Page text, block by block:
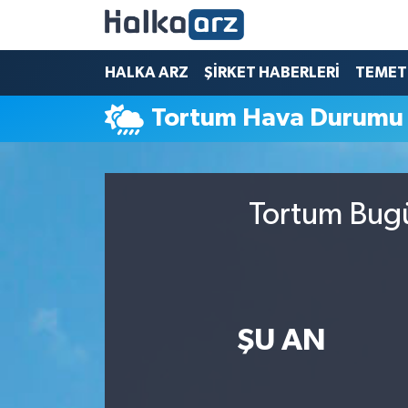
HALKA ARZ ŞİRKET HABERLERİ
Tortum Hava Durumu
Tortum
ŞU AN
HALKA ARZ
SERMAYE ARTIRIMI